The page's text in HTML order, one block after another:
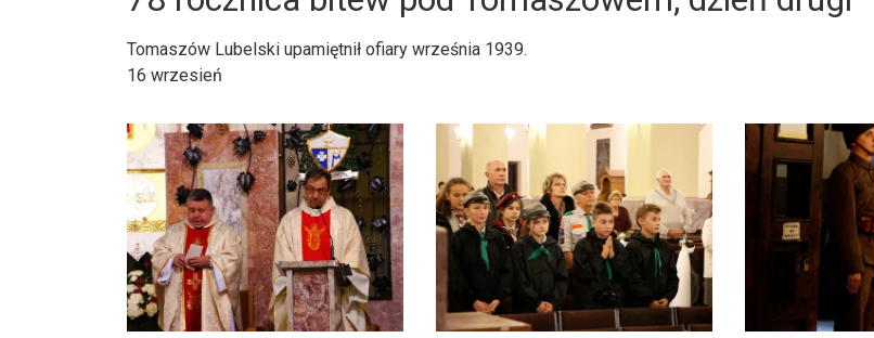
Tomaszów Lubelski upamiętnił ofiary września 1939.
16 wrzesień